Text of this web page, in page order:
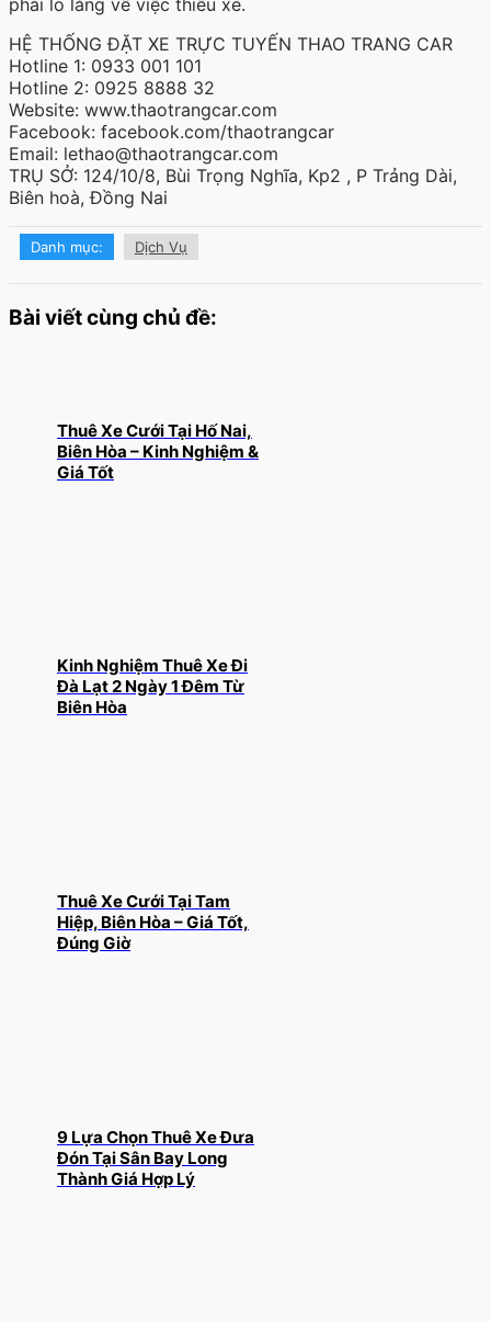
HỆ THỐNG ĐẶT XE TRỰC TUYẾN THAO TRANG CAR
Hotline 1: 0933 001 101
Hotline 2: 0925 8888 32
Website: www.thaotrangcar.com
Facebook: facebook.com/thaotrangcar
Email: lethao@thaotrangcar.com
TRỤ SỞ: 124/10/8, Bùi Trọng Nghĩa, Kp2 , P Trảng Dài,
Biên hoà, Đồng Nai
Danh mục: Dịch Vụ
Bài viết cùng chủ đề:
Thuê Xe Cưới Tại Hố Nai,
Biên Hòa – Kinh Nghiệm &
Giá Tốt
Kinh Nghiệm Thuê Xe Đi
Đà Lạt 2 Ngày 1 Đêm Từ
Biên Hòa
Thuê Xe Cưới Tại Tam
Hiệp, Biên Hòa – Giá Tốt,
Đúng Giờ
9 Lựa Chọn Thuê Xe Đưa
Đón Tại Sân Bay Long
Thành Giá Hợp Lý